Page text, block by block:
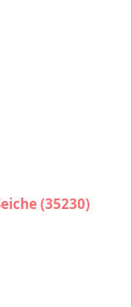
(35230)